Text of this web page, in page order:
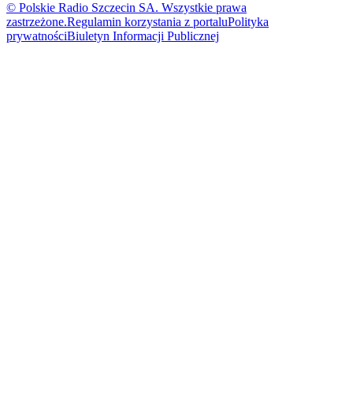
© Polskie Radio Szczecin SA. Wszystkie prawa
zastrzeżone.Regulamin korzystania z portaluPolityka
prywatnościBiuletyn Informacji Publicznej